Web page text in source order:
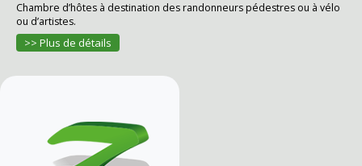
Chambre d’hôtes à destination des randonneurs pédestres ou à vélo
ou d’artistes.
>> Plus de détails